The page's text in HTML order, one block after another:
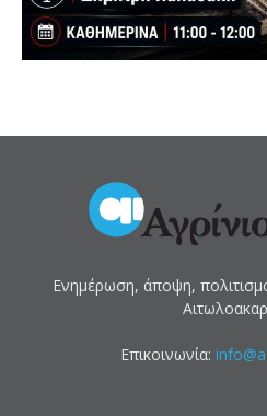
Ενημέρωση, άποψη,
Επικοινωνία: